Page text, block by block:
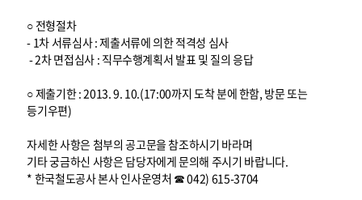
○ 전형절차
- 1차 서류심사 : 제출서류에 의한 적격성 심사
- 2차 면접심사 : 직무수행계획서 발표 및 질의 응답
○ 제출기한 : 2013. 9. 10.(17:00까지 도착 분에 한함, 방문 또는
등기우편)
자세한 사항은 첨부의 공고문을 참조하시기 바라며
기타 궁금하신 사항은 담당자에게 문의해 주시기 바랍니다.
* 한국철도공사 본사 인사운영처 ☎ 042) 615-3704